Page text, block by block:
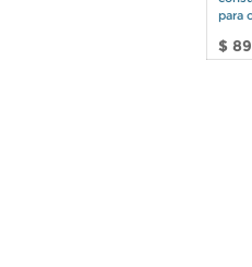
para
$